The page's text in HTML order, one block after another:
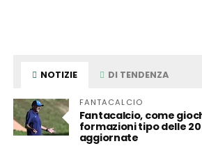
NOTIZIE DI TENDENZA
FANTACALCIO
Fantacalcio, come
formazioni tipo delle
aggiornate